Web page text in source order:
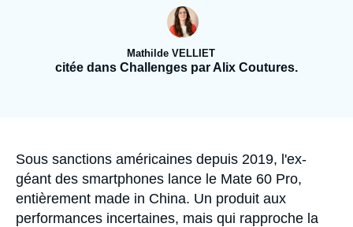
Nous soutenir
Recherches fréquentes
Proche-Orient
Mathilde VELLIET
citée dans Challenges par Alix Coutures.
Accroche
Sous sanctions américaines depuis 2019, l'ex-
géant des smartphones lance le Mate 60 Pro,
entièrement made in China. Un produit aux
performances incertaines, mais qui rapproche la